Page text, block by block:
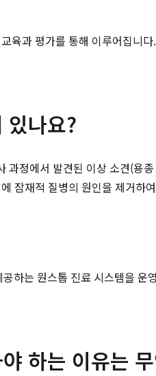
육과 평가를 통해 이루어집니다.
있나요?
과정에서 발견된 이상 소견(용
잠재적 질병의 원인을 제거하
하는 원스톱 진료 시스템을
하는 이유는